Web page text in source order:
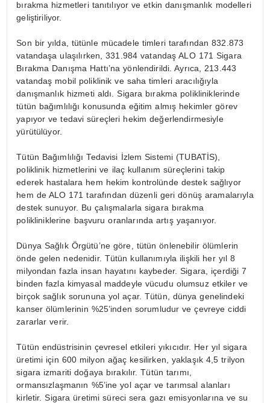
bırakma hizmetleri tanıtılıyor ve etkin danışmanlık modelleri
geliştiriliyor.
Son bir yılda, tütünle mücadele timleri tarafından 832.873
vatandaşa ulaşılırken, 331.984 vatandaş ALO 171 Sigara
Bırakma Danışma Hattı’na yönlendirildi. Ayrıca, 213.443
vatandaş mobil poliklinik ve saha timleri aracılığıyla
danışmanlık hizmeti aldı. Sigara bırakma polikliniklerinde
tütün bağımlılığı konusunda eğitim almış hekimler görev
yapıyor ve tedavi süreçleri hekim değerlendirmesiyle
yürütülüyor.
Tütün Bağımlılığı Tedavisi İzlem Sistemi (TUBATİS),
poliklinik hizmetlerini ve ilaç kullanım süreçlerini takip
ederek hastalara hem hekim kontrolünde destek sağlıyor
hem de ALO 171 tarafından düzenli geri dönüş aramalarıyla
destek sunuyor. Bu çalışmalarla sigara bırakma
polikliniklerine başvuru oranlarında artış yaşanıyor.
Dünya Sağlık Örgütü’ne göre, tütün önlenebilir ölümlerin
önde gelen nedenidir. Tütün kullanımıyla ilişkili her yıl 8
milyondan fazla insan hayatını kaybeder. Sigara, içerdiği 7
binden fazla kimyasal maddeyle vücudu olumsuz etkiler ve
birçok sağlık sorununa yol açar. Tütün, dünya genelindeki
kanser ölümlerinin %25’inden sorumludur ve çevreye ciddi
zararlar verir.
Tütün endüstrisinin çevresel etkileri yıkıcıdır. Her yıl sigara
üretimi için 600 milyon ağaç kesilirken, yaklaşık 4,5 trilyon
sigara izmariti doğaya bırakılır. Tütün tarımı,
ormansızlaşmanın %5’ine yol açar ve tarımsal alanları
kirletir. Sigara üretimi süreci sera gazı emisyonlarına ve su